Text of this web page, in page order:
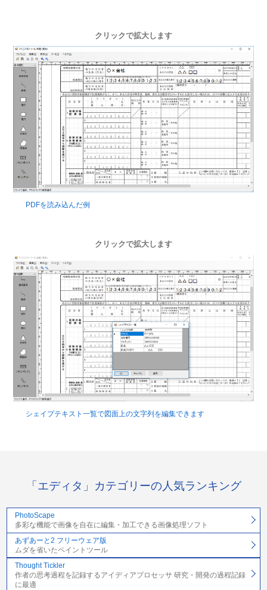
クリックで拡大します
PDFを読み込んだ例
クリックで拡大します
シェイプテキスト一覧で図面上の文字列を編集できます
「エディタ」カテゴリーの人気ランキング
PhotoScape
多彩な機能で画像を自在に編集・加工できる画像処理ソフト
あずあーと2 フリーウェア版
ムダを省いたペイントツール
Thought Tickler
作者の思考過程を記録するアイディアプロセッサ 研究・開発の過程記録
に最適